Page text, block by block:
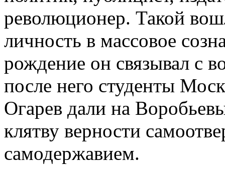
революционер. Такой
личность в массовое
рождение он связывал с
после него студенты
Огарев дали на
клятву верности
самодержавием.